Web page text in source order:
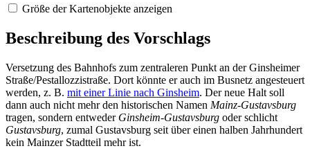
Größe der Kartenobjekte anzeigen
Beschreibung des Vorschlags
Versetzung des Bahnhofs zum zentraleren Punkt an der Ginsheimer
Straße/Pestallozzistraße. Dort könnte er auch im Busnetz angesteuert
werden, z. B. mit einer Linie nach Ginsheim. Der neue Halt soll
dann auch nicht mehr den historischen Namen Mainz-Gustavsburg
tragen, sondern entweder Ginsheim-Gustavsburg oder schlicht
Gustavsburg, zumal Gustavsburg seit über einen halben Jahrhundert
kein Mainzer Stadtteil mehr ist.